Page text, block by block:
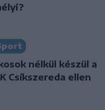
nélkül készül a
Csíkszereda ellen